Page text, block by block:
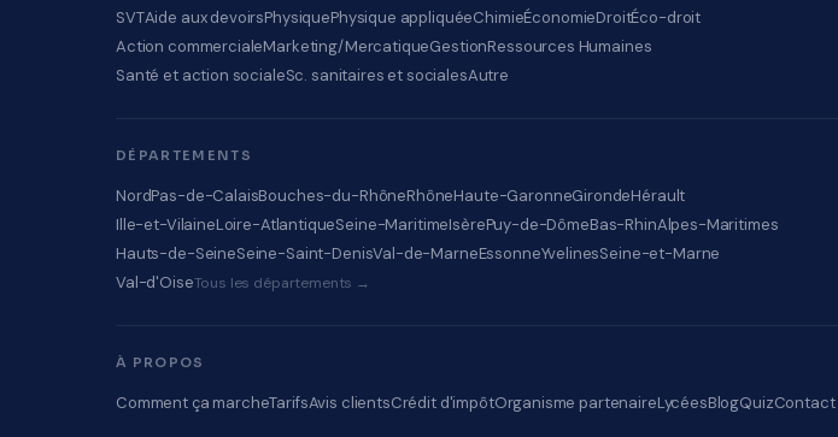
SVTAide aux devoirsPhysiquePhysique appliquéeChimieÉconomieDroitÉco-droit
Action commercialeMarketing/MercatiqueGestionRessources Humaines
Santé et action socialeSc. sanitaires et socialesAutre
DÉPARTEMENTS
NordPas-de-CalaisBouches-du-RhôneRhôneHaute-GaronneGirondeHérault
Ille-et-VilaineLoire-AtlantiqueSeine-MaritimeIsèrePuy-de-DômeBas-RhinAlpes-Maritimes
Hauts-de-SeineSeine-Saint-DenisVal-de-MarneEssonneYvelinesSeine-et-Marne
Val-d'OiseTous les départements →
À PROPOS
Comment ça marcheTarifsAvis clientsCrédit d'impôtOrganisme partenaireLycéesBlogQuizContact